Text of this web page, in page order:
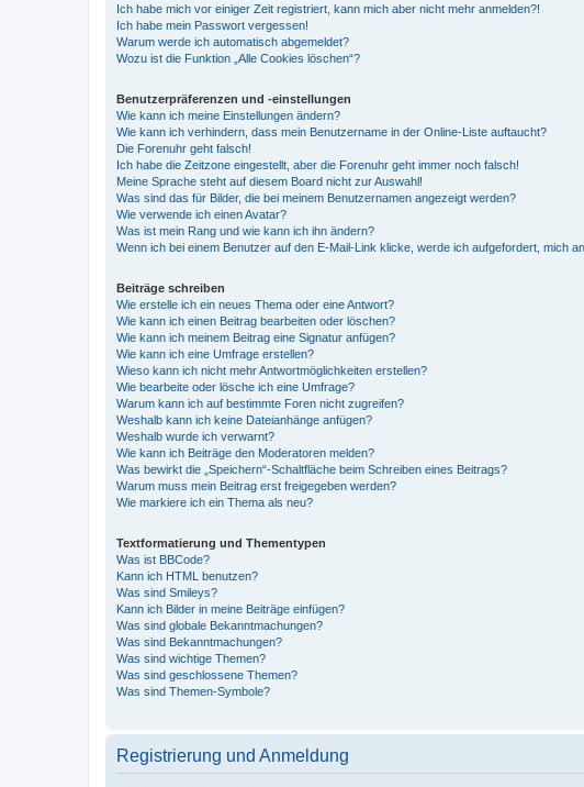
Ich habe mich vor einiger Zeit registriert, kann mich aber nicht mehr anmelden?!
Ich habe mein Passwort vergessen!
Warum werde ich automatisch abgemeldet?
Wozu ist die Funktion „Alle Cookies löschen“?
Benutzerpräferenzen und -einstellungen
Wie kann ich meine Einstellungen ändern?
Wie kann ich verhindern, dass mein Benutzername in der Online-Liste auftaucht?
Die Forenuhr geht falsch!
Ich habe die Zeitzone eingestellt, aber die Forenuhr geht immer noch falsch!
Meine Sprache steht auf diesem Board nicht zur Auswahl!
Was sind das für Bilder, die bei meinem Benutzernamen angezeigt werden?
Wie verwende ich einen Avatar?
Was ist mein Rang und wie kann ich ihn ändern?
Wenn ich bei einem Benutzer auf den E-Mail-Link klicke, werde ich aufgefordert, mich
Beiträge schreiben
Wie erstelle ich ein neues Thema oder eine Antwort?
Wie kann ich einen Beitrag bearbeiten oder löschen?
Wie kann ich meinem Beitrag eine Signatur anfügen?
Wie kann ich eine Umfrage erstellen?
Wieso kann ich nicht mehr Antwortmöglichkeiten erstellen?
Wie bearbeite oder lösche ich eine Umfrage?
Warum kann ich auf bestimmte Foren nicht zugreifen?
Weshalb kann ich keine Dateianhänge anfügen?
Weshalb wurde ich verwarnt?
Wie kann ich Beiträge den Moderatoren melden?
Was bewirkt die „Speichern“-Schaltfläche beim Schreiben eines Beitrags?
Warum muss mein Beitrag erst freigegeben werden?
Wie markiere ich ein Thema als neu?
Textformatierung und Thementypen
Was ist BBCode?
Kann ich HTML benutzen?
Was sind Smileys?
Kann ich Bilder in meine Beiträge einfügen?
Was sind globale Bekanntmachungen?
Was sind Bekanntmachungen?
Was sind wichtige Themen?
Was sind geschlossene Themen?
Was sind Themen-Symbole?
Registrierung und Anmeldung